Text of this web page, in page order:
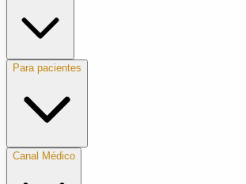
Para pacientes
Canal Médico